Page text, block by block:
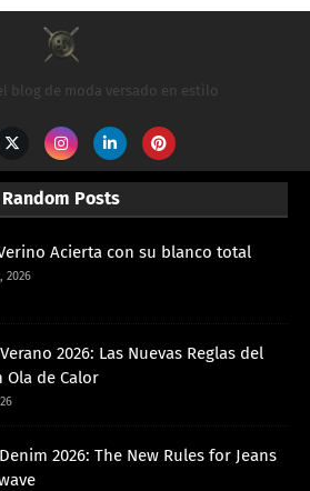
blog de moda versado en estilo
Random Posts
Acierta con su blanco total
2026
2026: Las Nuevas Reglas del
Ola de Calor
2026: The New Rules for Jeans